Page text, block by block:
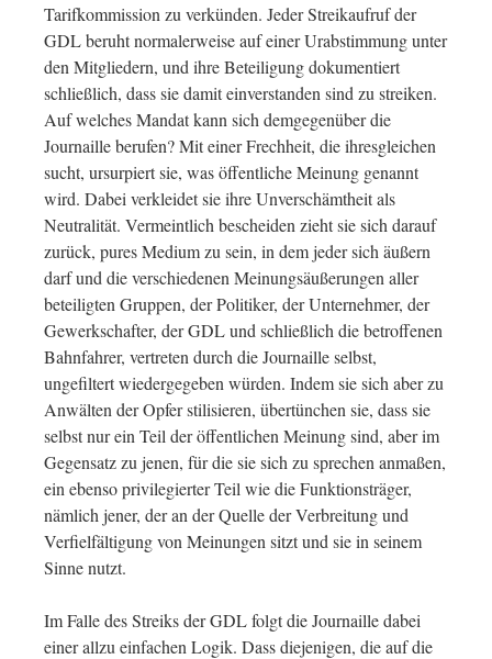
Tarifkommission zu verkünden. Jeder Streikaufruf der
GDL beruht normalerweise auf einer Urabstimmung unter
den Mitgliedern, und ihre Beteiligung dokumentiert
schließlich, dass sie damit einverstanden sind zu streiken.
Auf welches Mandat kann sich demgegenüber die
Journaille berufen? Mit einer Frechheit, die ihresgleichen
sucht, ursurpiert sie, was öffentliche Meinung genannt
wird. Dabei verkleidet sie ihre Unverschämtheit als
Neutralität. Vermeintlich bescheiden zieht sie sich darauf
zurück, pures Medium zu sein, in dem jeder sich äußern
darf und die verschiedenen Meinungsäußerungen aller
beteiligten Gruppen, der Politiker, der Unternehmer, der
Gewerkschafter, der GDL und schließlich die betroffenen
Bahnfahrer, vertreten durch die Journaille selbst,
ungefiltert wiedergegeben würden. Indem sie sich aber zu
Anwälten der Opfer stilisieren, übertünchen sie, dass sie
selbst nur ein Teil der öffentlichen Meinung sind, aber im
Gegensatz zu jenen, für die sie sich zu sprechen anmaßen,
ein ebenso privilegierter Teil wie die Funktionsträger,
nämlich jener, der an der Quelle der Verbreitung und
Verfielfältigung von Meinungen sitzt und sie in seinem
Sinne nutzt.
Im Falle des Streiks der GDL folgt die Journaille dabei
einer allzu einfachen Logik. Dass diejenigen, die auf die